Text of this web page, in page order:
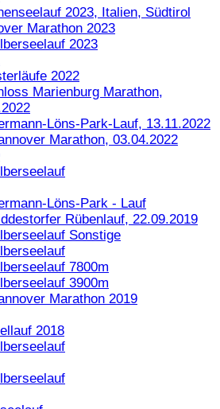
2023, Italien, Südtirol
Marathon 2023
2023
2022
Marienburg Marathon,
Löns-Park-Lauf, 13.11.2022
Marathon, 03.04.2022
Löns-Park - Lauf
Rübenlauf, 22.09.2019
Sonstige
7800m
3900m
Marathon 2019
2018